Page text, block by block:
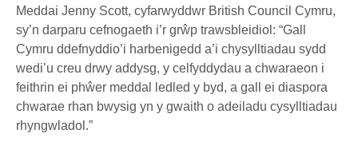
Meddai Jenny Scott, cyfarwyddwr British Council Cymru,
sy’n darparu cefnogaeth i’r grŵp trawsbleidiol: “Gall
Cymru ddefnyddio’i harbenigedd a’i chysylltiadau sydd
wedi’u creu drwy addysg, y celfyddydau a chwaraeon i
feithrin ei phŵer meddal ledled y byd, a gall ei diaspora
chwarae rhan bwysig yn y gwaith o adeiladu cysylltiadau
rhyngwladol.”